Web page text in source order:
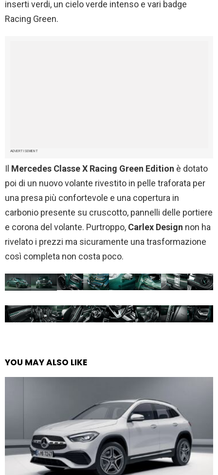
inserti verdi, un cielo verde intenso e vari badge
Racing Green.
ADVERTISEMENT
Il Mercedes Classe X Racing Green Edition è dotato
poi di un nuovo volante rivestito in pelle traforata per
una presa più confortevole e una copertura in
carbonio presente su cruscotto, pannelli delle portiere
e corona del volante. Purtroppo, Carlex Design non ha
rivelato i prezzi ma sicuramente una trasformazione
così completa non costa poco.
YOU MAY ALSO LIKE